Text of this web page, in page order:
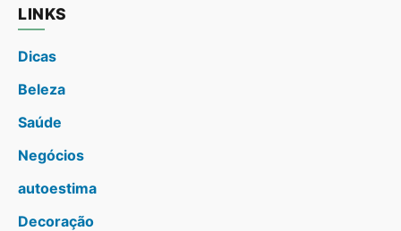
LINKS
Dicas
Beleza
Saúde
Negócios
autoestima
Decoração